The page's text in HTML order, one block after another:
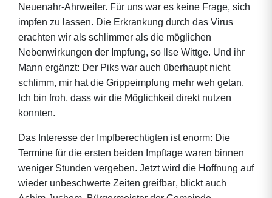
Neuenahr-Ahrweiler. Für uns war es keine Frage, sich
impfen zu lassen. Die Erkrankung durch das Virus
erachten wir als schlimmer als die möglichen
Nebenwirkungen der Impfung, so Ilse Wittge. Und ihr
Mann ergänzt: Der Piks war auch überhaupt nicht
schlimm, mir hat die Grippeimpfung mehr weh getan.
Ich bin froh, dass wir die Möglichkeit direkt nutzen
konnten.
Das Interesse der Impfberechtigten ist enorm: Die
Termine für die ersten beiden Impftage waren binnen
weniger Stunden vergeben. Jetzt wird die Hoffnung auf
wieder unbeschwerte Zeiten greifbar, blickt auch